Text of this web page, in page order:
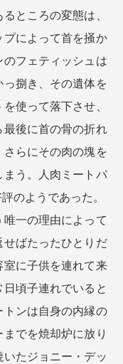
ところの変態は、
によって首を掻か
フェティッシュは
捌き、その遺体を
使って落下させ、
後に首の骨の折れ
らにその肉の塊を
う。人肉ミートパ
のようであった。
一の理由によって
ばたったひとりだ
に子供を連れて来
頃子連れでいると
ンは自身の内縁の
でを焼却炉に放り
たジョニー・デッ